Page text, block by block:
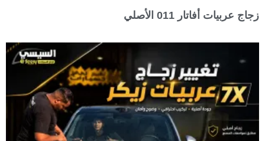
زجاج عربيات أفاتار 011 الأصلي